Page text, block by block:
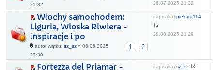
21:32
26.07.2025 21:32
Włochy samochodem:
Liguria, Włoska Riwiera -
inspiracje i po
1 2
autor wątku: sz_sz » 06.06.2025
22:30
napisał(a) piekara114
28.06.2025 21:29
Fortezza del Priamar -
napisał(a) sz_sz